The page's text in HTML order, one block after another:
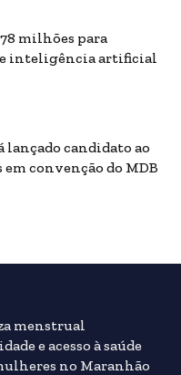
milhões para
inteligência artificial
lançado candidato ao
convenção do MDB
menstrual
e acesso à saúde
no Maranhão